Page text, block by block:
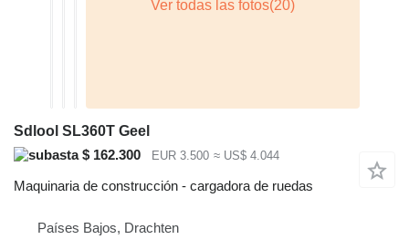
Sdlool SL360T Geel
$ 162.300
EUR 3.500 ≈ US$ 4.044
Maquinaria de construcción - cargadora de ruedas
Países Bajos, Drachten